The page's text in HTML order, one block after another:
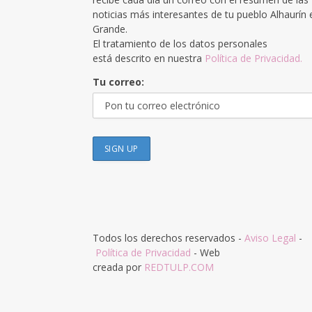
noticias más interesantes de tu pueblo Alhaurín
Grande.
El tratamiento de los datos personales
está descrito en nuestra Política de Privacidad.
Tu correo:
Todos los derechos reservados - Aviso Legal -
Política de Privacidad - Web
creada por REDTULP.COM